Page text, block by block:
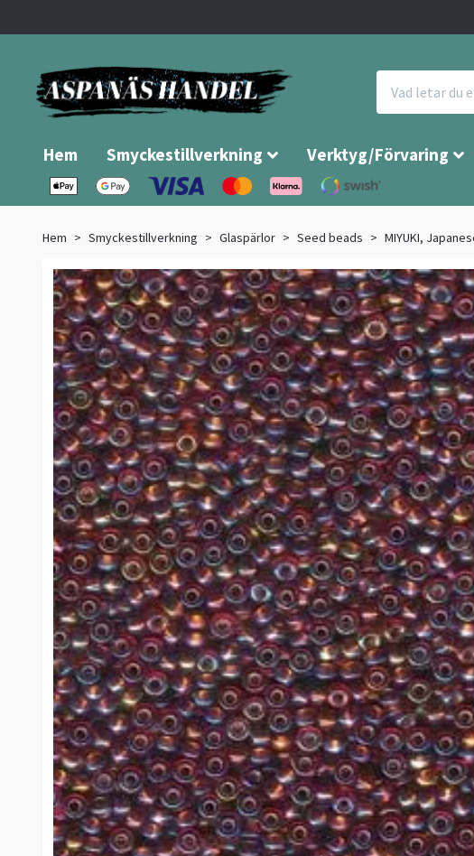
Hem Smyckestillverkning Verktyg/Förvaring
Hem Smyckestillverkning Glaspärlor Seed beads MIYUKI,